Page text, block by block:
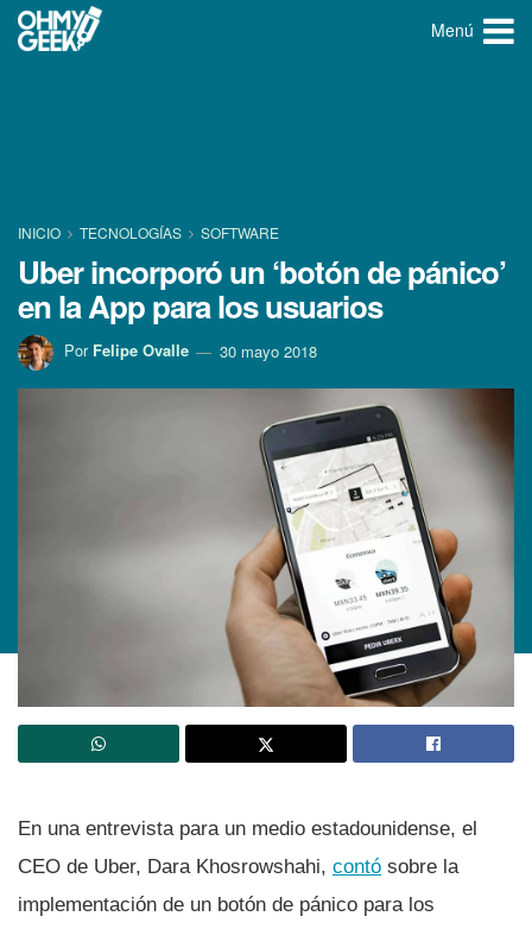
Menú
INICIO TECNOLOGÍ­AS SOFTWARE
Uber incorporó un ‘botón de pánico’
en la App para los usuarios
Por Felipe Ovalle 30 mayo 2018
En una entrevista para un medio estadounidense, el
CEO de Uber, Dara Khosrowshahi, contó sobre la
implementación de un botón de pánico para los